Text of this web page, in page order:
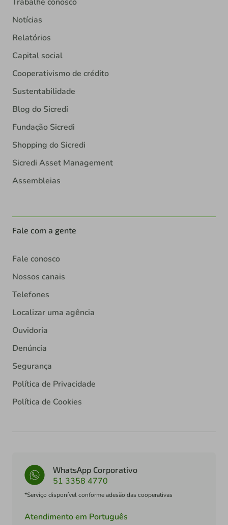
Notícias
Relatórios
Capital social
Cooperativismo de crédito
Sustentabilidade
Blog do Sicredi
Fundação Sicredi
Shopping do Sicredi
Sicredi Asset Management
Assembleias
Fale com a gente
Fale conosco
Nossos canais
Telefones
Localizar uma agência
Ouvidoria
Denúncia
Segurança
Política de Privacidade
Política de Cookies
WhatsApp Corporativo
51 3358 4770
*Serviço disponível conforme adesão das cooperativas
Atendimento em Português